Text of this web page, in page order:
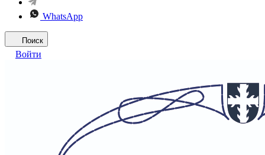
WhatsApp
Поиск
Войти